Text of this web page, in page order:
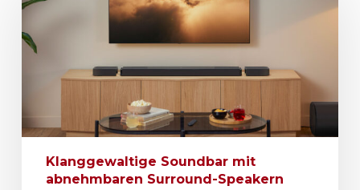
Klanggewaltige Soundbar mit
abnehmbaren Surround-Speakern